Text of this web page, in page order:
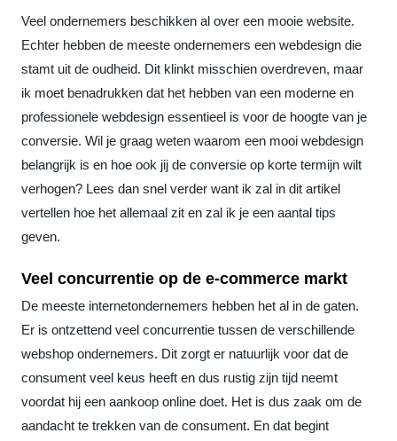
Veel ondernemers beschikken al over een mooie website.
Echter hebben de meeste ondernemers een webdesign die
stamt uit de oudheid. Dit klinkt misschien overdreven, maar
ik moet benadrukken dat het hebben van een moderne en
professionele webdesign essentieel is voor de hoogte van je
conversie. Wil je graag weten waarom een mooi webdesign
belangrijk is en hoe ook jij de conversie op korte termijn wilt
verhogen? Lees dan snel verder want ik zal in dit artikel
vertellen hoe het allemaal zit en zal ik je een aantal tips
geven.
Veel concurrentie op de e-commerce markt
De meeste internetondernemers hebben het al in de gaten.
Er is ontzettend veel concurrentie tussen de verschillende
webshop ondernemers. Dit zorgt er natuurlijk voor dat de
consument veel keus heeft en dus rustig zijn tijd neemt
voordat hij een aankoop online doet. Het is dus zaak om de
aandacht te trekken van de consument. En dat begint